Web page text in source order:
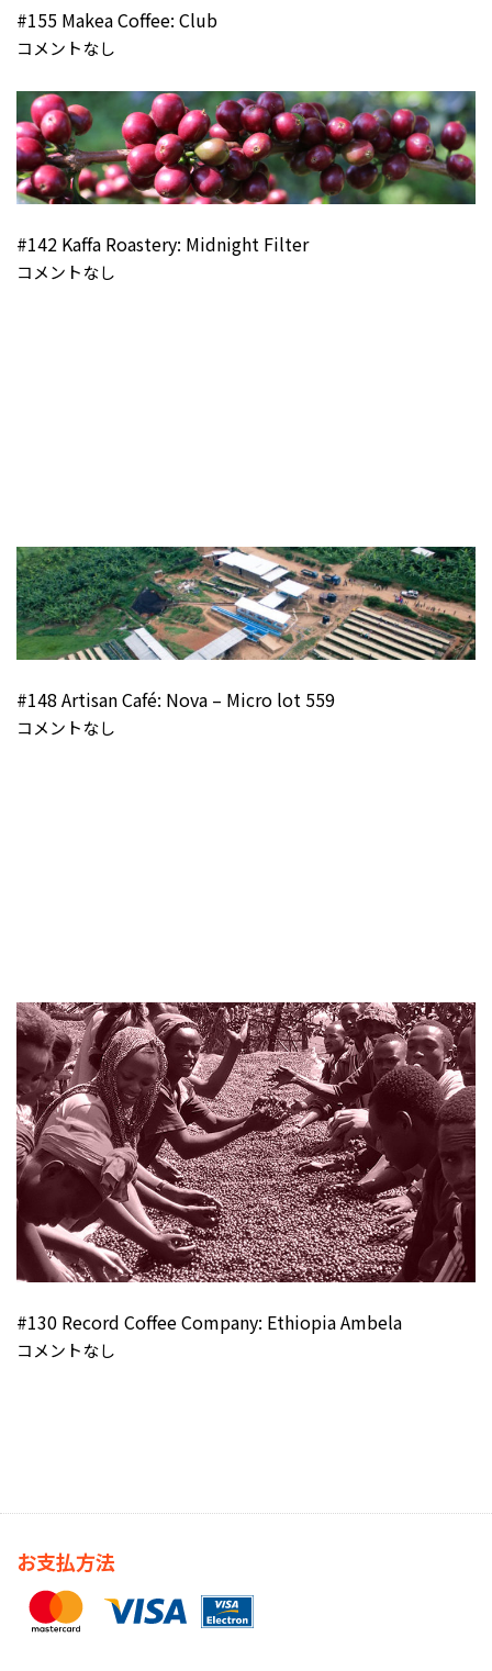
#155 Makea Coffee: Club
コメントなし
#142 Kaffa Roastery: Midnight Filter
コメントなし
#148 Artisan Café: Nova – Micro lot 559
コメントなし
#130 Record Coffee Company: Ethiopia Ambela
コメントなし
お支払方法